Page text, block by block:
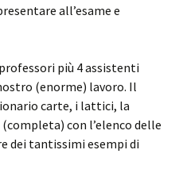
all’esame e
professori più 4 assistenti
(enorme) lavoro. Il
carte, i lattici, la
con l’elenco delle
dei tantissimi esempi di